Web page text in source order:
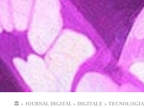
🏛️ » JOURNAL DIGITAL» DIGITALE » TECNOLOGIA